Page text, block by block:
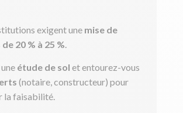
exigent une mise de
20 % à 25 %.
étude de sol et entourez-vous
(notaire, constructeur) pour
la faisabilité.